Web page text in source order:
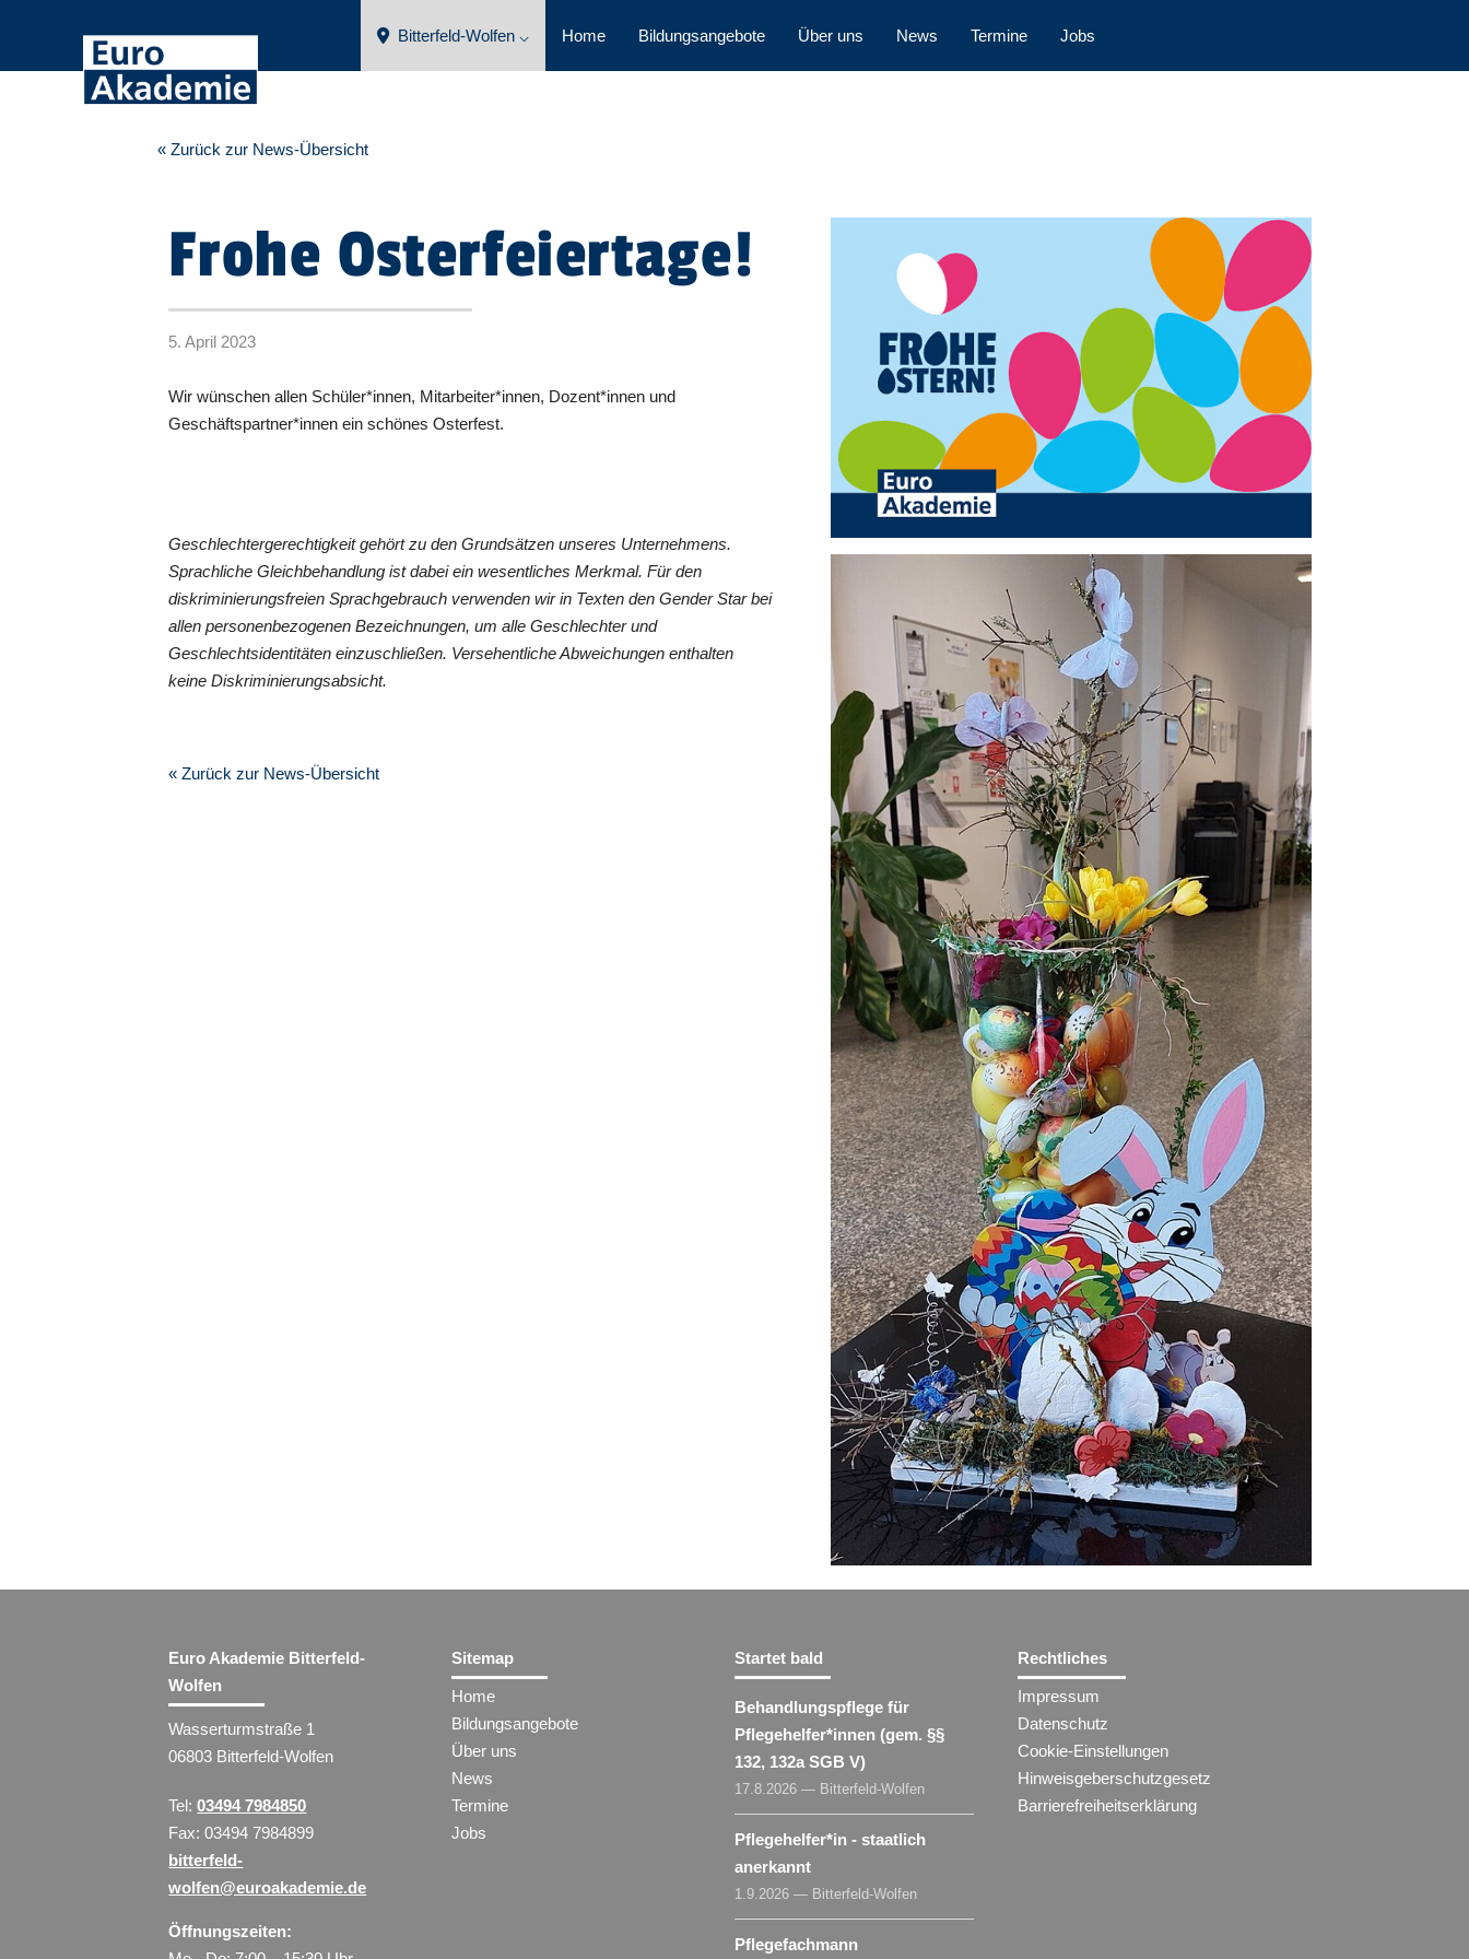
Bitterfeld-Wolfen ⌵ Home Bildungsangebote Über uns News Termine Jobs
« Zurück zur News-Übersicht
Frohe Osterfeiertage!
5. April 2023
Wir wünschen allen Schüler*innen, Mitarbeiter*innen, Dozent*innen und
Geschäftspartner*innen ein schönes Osterfest.
Geschlechtergerechtigkeit gehört zu den Grundsätzen unseres Unternehmens.
Sprachliche Gleichbehandlung ist dabei ein wesentliches Merkmal. Für den
diskriminierungsfreien Sprachgebrauch verwenden wir in Texten den Gender Star bei
allen personenbezogenen Bezeichnungen, um alle Geschlechter und
Geschlechtsidentitäten einzuschließen. Versehentliche Abweichungen enthalten
keine Diskriminierungsabsicht.
« Zurück zur News-Übersicht
Euro Akademie Bitterfeld-
Wolfen
Wasserturmstraße 1
06803 Bitterfeld-Wolfen
Tel:03494 7984850
Fax: 03494 7984899
bitterfeld-
wolfen@euroakademie.de
Öffnungszeiten:
Sitemap
Home
Bildungsangebote
Über uns
News
Termine
Jobs
Startet bald
Behandlungspflege für
Pflegehelfer​*innen (gem. §§
132, 132a SGB V)
17.8.2026 — Bitterfeld-Wolfen
Pflegehelfer​*in - staatlich
anerkannt
1.9.2026 — Bitterfeld-Wolfen
Pflegefachmann​
Rechtliches
Impressum
Datenschutz
Cookie-Einstellungen
Hinweisgeberschutzgesetz
Barrierefreiheitserklärung